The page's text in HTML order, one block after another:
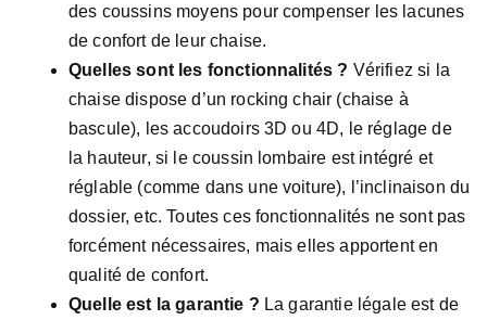
des coussins moyens pour compenser les lacunes
de confort de leur chaise.
Quelles sont les fonctionnalités ? Vérifiez si la
chaise dispose d’un rocking chair (chaise à
bascule), les accoudoirs 3D ou 4D, le réglage de
la hauteur, si le coussin lombaire est intégré et
réglable (comme dans une voiture), l’inclinaison du
dossier, etc. Toutes ces fonctionnalités ne sont pas
forcément nécessaires, mais elles apportent en
qualité de confort.
Quelle est la garantie ? La garantie légale est de